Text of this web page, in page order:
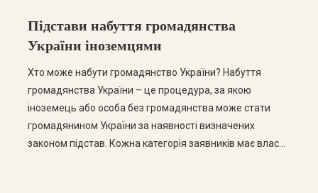
на території […]
Підстави набуття громадянства
України іноземцями
Хто може набути громадянство України? Набуття
громадянства України – це процедура, за якою
іноземець або особа без громадянства може стати
громадянином України за наявності визначених
законом підстав. Кожна категорія заявників має власні